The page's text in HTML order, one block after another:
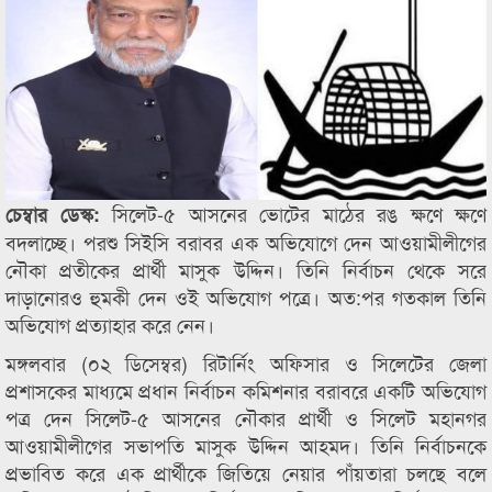
চেম্বার ডেস্ক:সিলেট-৫ আসনের ভোটের মাঠের রঙ ক্ষণে ক্ষণে
বদলাচ্ছে। পরশু সিইসি বরাবর এক অভিযোগে দেন আওয়ামীলীগের
নৌকা প্রতীকের প্রার্থী মাসুক উদ্দিন। তিনি নির্বাচন থেকে সরে
দাড়ানোরও হুমকী দেন ওই অভিযোগ পত্রে। অত:পর গতকাল তিনি
অভিযোগ প্রত্যাহার করে নেন।
মঙ্গলবার (০২ ডিসেম্বর) রিটার্নিং অফিসার ও সিলেটের জেলা
প্রশাসকের মাধ্যমে প্রধান নির্বাচন কমিশনার বরাবরে একটি অভিযোগ
পত্র দেন সিলেট-৫ আসনের নৌকার প্রার্থী ও সিলেট মহানগর
আওয়ামীলীগের সভাপতি মাসুক উদ্দিন আহমদ। তিনি নির্বাচনকে
প্রভাবিত করে এক প্রার্থীকে জিতিয়ে নেয়ার পাঁয়তারা চলছে বলে